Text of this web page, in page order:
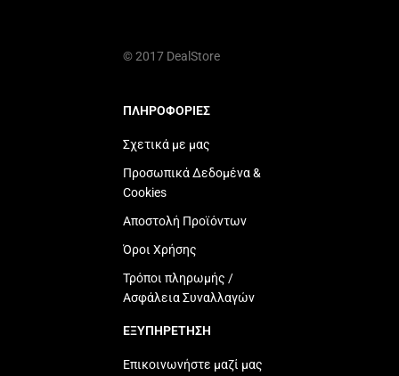
© 2017 DealStore
ΠΛΗΡΟΦΟΡΙΕΣ
Σχετικά με μας
Προσωπικά Δεδομένα &
Cookies
Αποστολή Προϊόντων
Όροι Χρήσης
Τρόποι πληρωμής /
Ασφάλεια Συναλλαγών
ΕΞΥΠΗΡΕΤΗΣΗ
Επικοινωνήστε μαζί μας